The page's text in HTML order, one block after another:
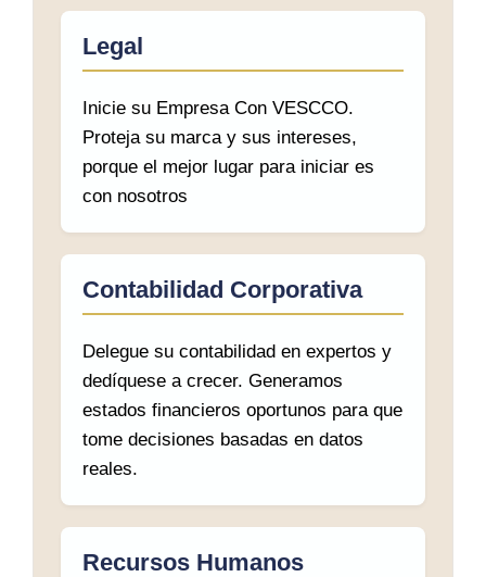
Legal
Inicie su Empresa Con VESCCO.
Proteja su marca y sus intereses,
porque el mejor lugar para iniciar es
con nosotros
Contabilidad Corporativa
Delegue su contabilidad en expertos y
dedíquese a crecer. Generamos
estados financieros oportunos para que
tome decisiones basadas en datos
reales.
Recursos Humanos